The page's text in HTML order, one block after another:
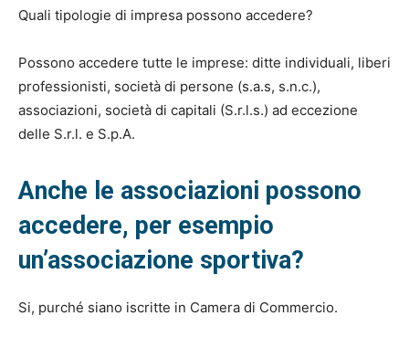
Quali tipologie di impresa possono accedere?
Possono accedere tutte le imprese: ditte individuali, liberi
professionisti, società di persone (s.a.s, s.n.c.),
associazioni, società di capitali (S.r.l.s.) ad eccezione
delle S.r.l. e S.p.A.
Anche le associazioni possono
accedere, per esempio
un’associazione sportiva?
Si, purché siano iscritte in Camera di Commercio.